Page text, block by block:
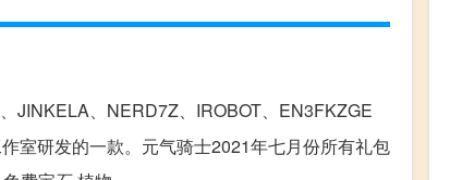
JINKELA、NERD7Z、IROBOT、EN3FKZGE
室研发的一款。元气骑士2021年七月份所有礼包